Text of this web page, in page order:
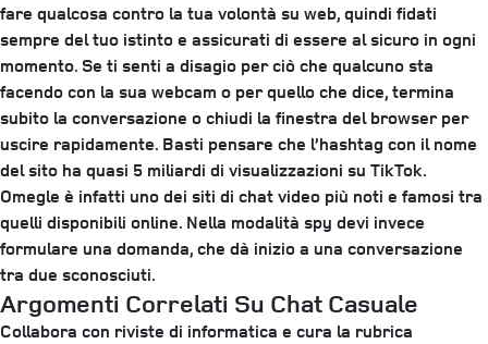
fare qualcosa contro la tua volontà su web, quindi fidati
sempre del tuo istinto e assicurati di essere al sicuro in ogni
momento. Se ti senti a disagio per ciò che qualcuno sta
facendo con la sua webcam o per quello che dice, termina
subito la conversazione o chiudi la finestra del browser per
uscire rapidamente. Basti pensare che l’hashtag con il nome
del sito ha quasi 5 miliardi di visualizzazioni su TikTok.
Omegle è infatti uno dei siti di chat video più noti e famosi tra
quelli disponibili online. Nella modalità spy devi invece
formulare una domanda, che dà inizio a una conversazione
tra due sconosciuti.
Argomenti Correlati Su Chat Casuale
Collabora con riviste di informatica e cura la rubrica